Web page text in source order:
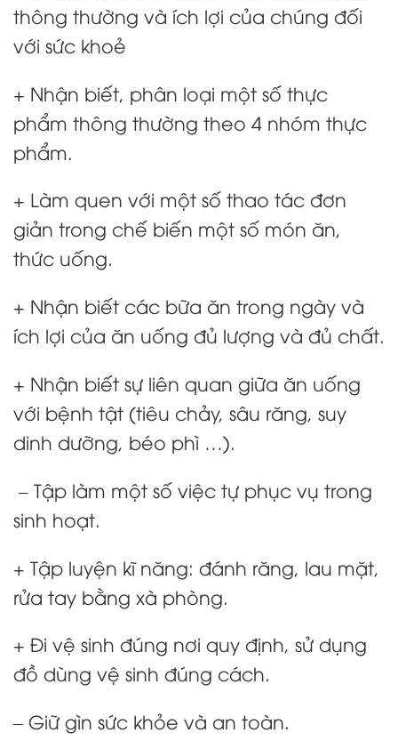
thông thường và ích lợi của chúng đối
với sức khoẻ
+ Nhận biết, phân loại một số thực
phẩm thông thường theo 4 nhóm thực
phẩm.
+ Làm quen với một số thao tác đơn
giản trong chế biến một số món ăn,
thức uống.
+ Nhận biết các bữa ăn trong ngày và
ích lợi của ăn uống đủ lượng và đủ chất.
+ Nhận biết sự liên quan giữa ăn uống
với bệnh tật (tiêu chảy, sâu răng, suy
dinh dưỡng, béo phì …).
– Tập làm một số việc tự phục vụ trong
sinh hoạt.
+ Tập luyện kĩ năng: đánh răng, lau mặt,
rửa tay bằng xà phòng.
+ Đi vệ sinh đúng nơi quy định, sử dụng
đồ dùng vệ sinh đúng cách.
– Giữ gìn sức khỏe và an toàn.